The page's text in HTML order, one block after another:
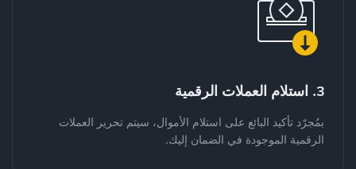
3. استلام العملات الرقمية
بمُجرّد تأكيد البائع على استلام الأموال، سيتم تحرير العملات
الرقمية الموجودة في الضمان إليك.